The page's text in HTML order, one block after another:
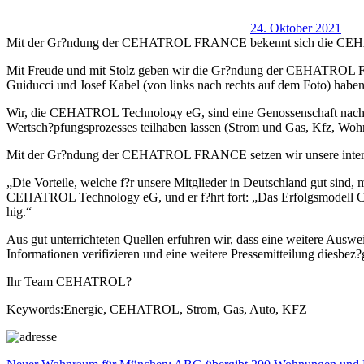
24. Oktober 2021
Mit der Gr?ndung der CEHATROL FRANCE bekennt sich die
Mit Freude und mit Stolz geben wir die Gr?ndung der
Guiducci und Josef Kabel (von links nach rechts auf dem Foto)
Wir, die CEHATROL Technology eG, sind eine Genossenschaft
Wertsch?pfungsprozesses teilhaben lassen (Strom und Gas, Kfz,
Mit der Gr?ndung der CEHATROL FRANCE setzen wir unsere
„Die Vorteile, welche f?r unsere Mitglieder in Deutschland gut sind,
CEHATROL Technology eG, und er f?hrt fort: „Das Erfolgsmodell
hig.“
Aus gut unterrichteten Quellen erfuhren wir, dass eine weitere
Informationen verifizieren und eine weitere Pressemitteilung
Ihr Team CEHATROL?
Keywords:Energie, CEHATROL, Strom, Gas, Auto, KFZ